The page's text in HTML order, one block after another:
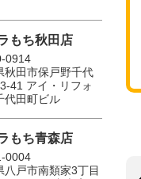
もち秋田店
0914
秋田市保戸野千代
41 アイ・リフォ
代田町ビル
もち青森店
0004
八戸市南類家3丁目